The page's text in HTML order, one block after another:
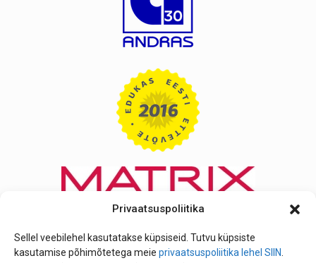
Privaatsuspoliitika
Sellel veebilehel kasutatakse küpsiseid. Tutvu küpsiste
kasutamise põhimõtetega meie privaatsuspoliitika lehel SIIN